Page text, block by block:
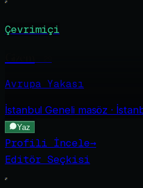
Çevrimiçi
Avrupa Yakası
İstanbul Genelimasöz ·
Yaz
Profili İncele→
Editör Seçkisi